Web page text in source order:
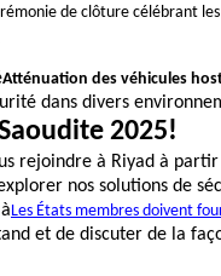
de clôture célébrant
Atténuation des véhicules
dans divers
2025!
rejoindre à Riyad à
nos solutions de
Les États membres doivent
et de discuter de la